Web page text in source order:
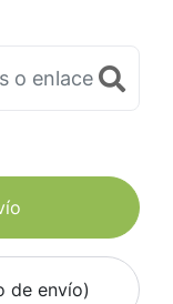
de envío)